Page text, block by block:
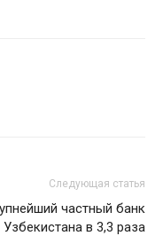
Следующая статья
частный банк
Узбекистана в 3,3 раза